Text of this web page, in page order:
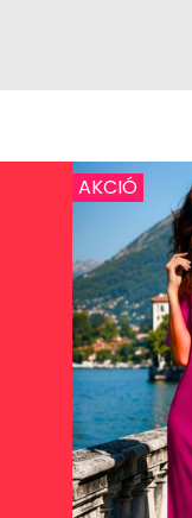
AKCIÓ